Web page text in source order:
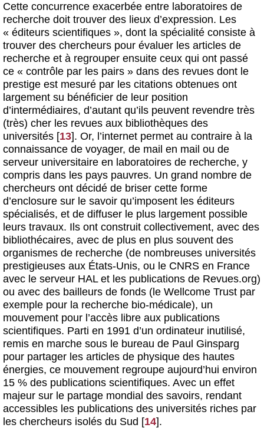
Cette concurrence exacerbée entre laboratoires de
recherche doit trouver des lieux d’expression. Les
« éditeurs scientifiques », dont la spécialité consiste à
trouver des chercheurs pour évaluer les articles de
recherche et à regrouper ensuite ceux qui ont passé
ce « contrôle par les pairs » dans des revues dont le
prestige est mesuré par les citations obtenues ont
largement su bénéficier de leur position
d’intermédiaires, d’autant qu’ils peuvent revendre très
(très) cher les revues aux bibliothèques des
universités [13]. Or, l’internet permet au contraire à la
connaissance de voyager, de mail en mail ou de
serveur universitaire en laboratoires de recherche, y
compris dans les pays pauvres. Un grand nombre de
chercheurs ont décidé de briser cette forme
d’enclosure sur le savoir qu’imposent les éditeurs
spécialisés, et de diffuser le plus largement possible
leurs travaux. Ils ont construit collectivement, avec des
bibliothécaires, avec de plus en plus souvent des
organismes de recherche (de nombreuses universités
prestigieuses aux États-Unis, ou le CNRS en France
avec le serveur HAL et les publications de Revues.org)
ou avec des bailleurs de fonds (le Wellcome Trust par
exemple pour la recherche bio-médicale), un
mouvement pour l’accès libre aux publications
scientifiques. Parti en 1991 d’un ordinateur inutilisé,
remis en marche sous le bureau de Paul Ginsparg
pour partager les articles de physique des hautes
énergies, ce mouvement regroupe aujourd’hui environ
15 % des publications scientifiques. Avec un effet
majeur sur le partage mondial des savoirs, rendant
accessibles les publications des universités riches par
les chercheurs isolés du Sud [14].